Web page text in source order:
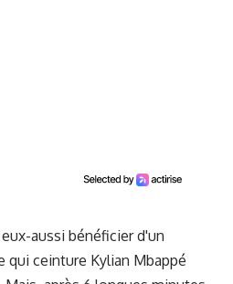
aussi bénéficier d'un
qui ceinture Kylian Mbappé